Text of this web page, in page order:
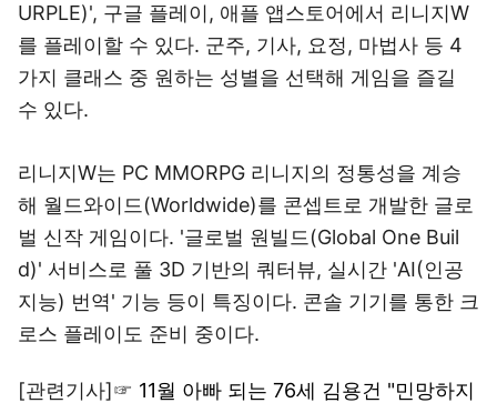
URPLE)', 구글 플레이, 애플 앱스토어에서 리니지W
를 플레이할 수 있다. 군주, 기사, 요정, 마법사 등 4
가지 클래스 중 원하는 성별을 선택해 게임을 즐길
수 있다.
리니지W는 PC MMORPG 리니지의 정통성을 계승
해 월드와이드(Worldwide)를 콘셉트로 개발한 글로
벌 신작 게임이다. '글로벌 원빌드(Global One Buil
d)' 서비스로 풀 3D 기반의 쿼터뷰, 실시간 'AI(인공
지능) 번역' 기능 등이 특징이다. 콘솔 기기를 통한 크
로스 플레이도 준비 중이다.
[관련기사]☞ 11월 아빠 되는 76세 김용건 "민망하지